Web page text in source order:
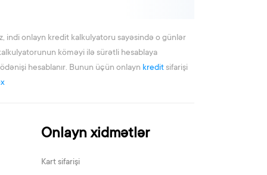
indi onlayn kredit kalkulyatoru sayəsində o günlər
köməyi ilə sürətli hesablaya
hesablanır. Bunun üçün onlayn kredit sifarişi
Onlayn xidmətlər
Kart sifarişi